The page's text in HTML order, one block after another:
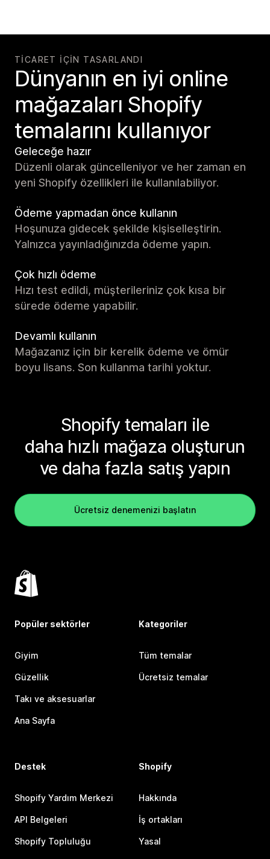
TICARET IÇIN TASARLANDI
Dünyanın en iyi online
mağazaları Shopify
temalarını kullanıyor
Geleceğe hazır
Düzenli olarak güncelleniyor ve her zaman en
yeni Shopify özellikleri ile kullanılabiliyor.
Ödeme yapmadan önce kullanın
Hoşunuza gidecek şekilde kişiselleştirin.
Yalnızca yayınladığınızda ödeme yapın.
Çok hızlı ödeme
Hızı test edildi, müşterileriniz çok kısa bir
sürede ödeme yapabilir.
Devamlı kullanın
Mağazanız için bir kerelik ödeme ve ömür
boyu lisans. Son kullanma tarihi yoktur.
Shopify temaları ile
daha hızlı mağaza oluşturun
ve daha fazla satış yapın
Ücretsiz denemenizi başlatın
Popüler sektörler
Giyim
Güzellik
Takı ve aksesuarlar
Ana Sayfa
Kategoriler
Tüm temalar
Ücretsiz temalar
Destek
Shopify Yardım Merkezi
API Belgeleri
Shopify Topluluğu
Shopify
Hakkında
İş ortakları
Yasal